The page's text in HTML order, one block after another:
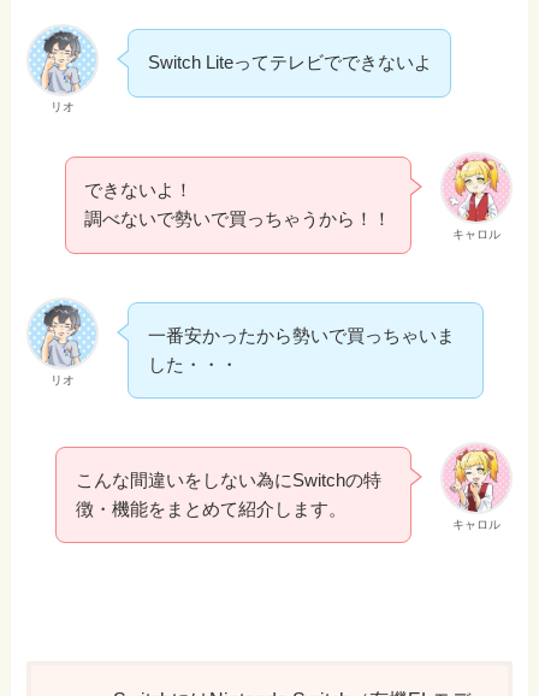
リオ
Switch Liteってテレビでできないよ
キャロル
できないよ！
調べないで勢いで買っちゃうから！！
リオ
一番安かったから勢いで買っちゃいま
した・・・
キャロル
こんな間違いをしない為にSwitchの特
徴・機能をまとめて紹介します。